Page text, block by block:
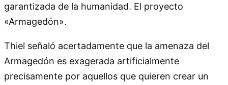
garantizada de la humanidad. El proyecto
«Armagedón».
Thiel señaló acertadamente que la amenaza del
Armagedón es exagerada artificialmente
precisamente por aquellos que quieren crear un